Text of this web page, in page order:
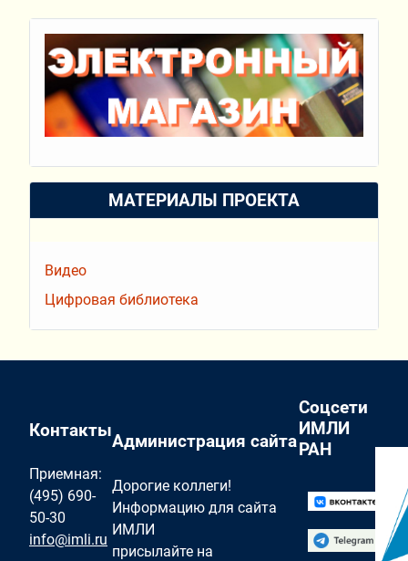
МАТЕРИАЛЫ ПРОЕКТА
Видео
Цифровая библиотека
Контакты
Приемная:
(495) 690-
50-30
info@imli.ru
Администрация сайта
Дорогие коллеги!
Информацию для сайта
ИМЛИ
присылайте на
Соцсети
ИМЛИ
РАН